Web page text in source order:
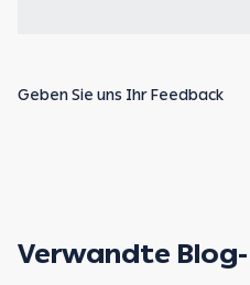
Geben Sie uns Ihr Feedback
Verwandte